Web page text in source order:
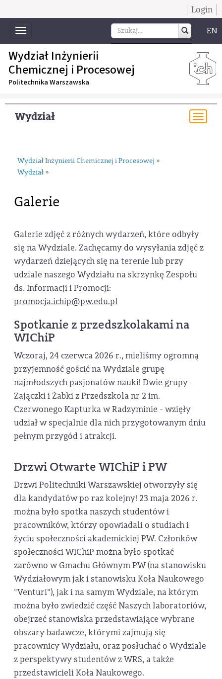
Login
Toggle
navigation
EN
Wydział Inżynierii
Chemicznej i Procesowej
Politechnika Warszawska
Wydział
Wydział Inżynierii Chemicznej i Procesowej »
Wydział »
Galerie
Galerie zdjęć z różnych wydarzeń, które odbyły
się na Wydziale. Zachęcamy do wysyłania zdjęć z
wydarzeń dziejących się na terenie lub przy
udziale naszego Wydziału na skrzynkę Zespołu
ds. Informacji i Promocji:
promocja.ichip@pw.edu.pl
Spotkanie z przedszkolakami na
WIChiP
Wczoraj, 24 czerwca 2026 r., mieliśmy ogromną
przyjemność gościć na Wydziale grupę
najmłodszych pasjonatów nauki! Dwie grupy -
Zajączki i Żabki z Przedszkola nr 2 im.
Czerwonego Kapturka w Radzyminie - wzięły
udział w specjalnie dla nich przygotowanym dniu
pełnym przygód i atrakcji.
Drzwi Otwarte WIChiP i PW
Drzwi Politechniki Warszawskiej otworzyły się
dla kandydatów po raz kolejny! 23 maja 2026 r.
można było spotka naszych studentów i
pracowników, którzy opowiadali o studiach i
życiu społeczności akademickiej PW. Członków
społeczności WIChiP można było spotkać
zarówno w Gmachu Głównym PW (na stanowisku
Wydziałowym jak i stanowisku Koła Naukowego
"Venturi"), jak i na samym Wydziale, na którym
można było zwiedzić część Naszych laboratoriów,
obejrzeć stanowiska przedstawiające wybrane
obszary badawcze, którymi zajmują się
pracownicy Wydziału, oraz posłuchać o Wydziale
z perspektywy studentów z WRS, a także
przedstawicieli Koła Naukowego.